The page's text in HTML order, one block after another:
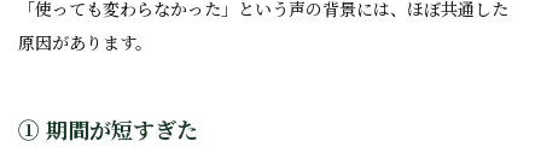
「使っても変わらなかった」という声の背景には、ほぼ共通した
原因があります。
① 期間が短すぎた